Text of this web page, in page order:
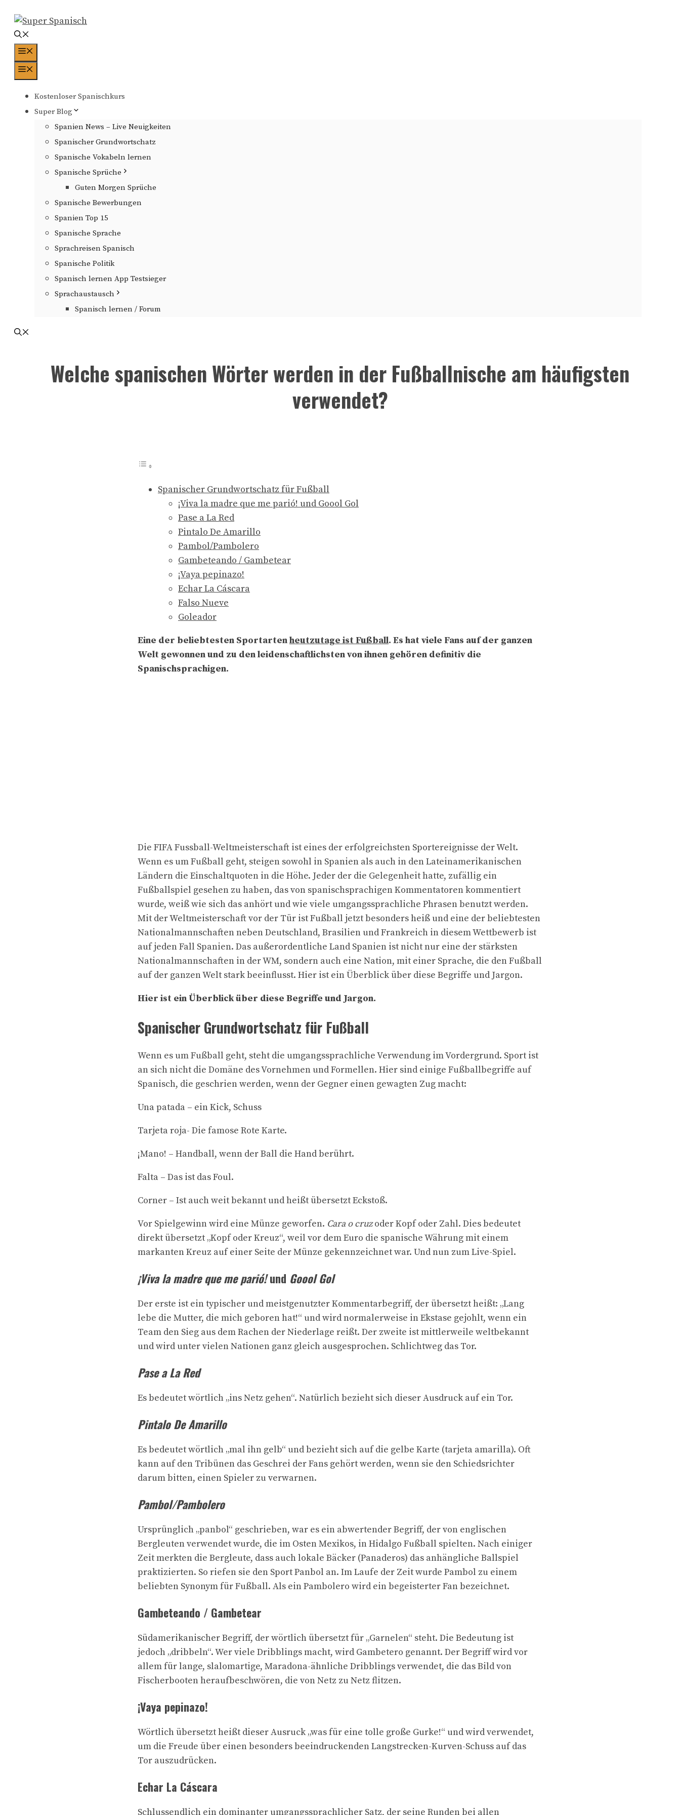
Inhalt
springen
Kostenloser Spanischkurs
Super Blog
Spanien News – Live Neuigkeiten
Spanischer Grundwortschatz
Spanische Vokabeln lernen
Spanische Sprüche
Guten Morgen Sprüche
Spanische Bewerbungen
Spanien Top 15
Spanische Sprache
Sprachreisen Spanisch
Spanische Politik
Spanisch lernen App Testsieger
Sprachaustausch
Spanisch lernen / Forum
Welche spanischen Wörter werden in der Fußballnische am häufigsten
verwendet?
Spanischer Grundwortschatz für Fußball
¡Viva la madre que me parió! und Goool Gol
Pase a La Red
Pintalo De Amarillo
Pambol/Pambolero
Gambeteando / Gambetear
¡Vaya pepinazo!
Echar La Cáscara
Falso Nueve
Goleador
Eine der beliebtesten Sportartenheutzutage ist Fußball. Es hat viele Fans auf der ganzen
Welt gewonnen und zu den leidenschaftlichsten von ihnen gehören definitiv die
Spanischsprachigen.
Die FIFA Fussball-Weltmeisterschaft ist eines der erfolgreichsten Sportereignisse der Welt.
Wenn es um Fußball geht, steigen sowohl in Spanien als auch in den Lateinamerikanischen
Ländern die Einschaltquoten in die Höhe. Jeder der die Gelegenheit hatte, zufällig ein
Fußballspiel gesehen zu haben, das von spanischsprachigen Kommentatoren kommentiert
wurde, weiß wie sich das anhört und wie viele umgangssprachliche Phrasen benutzt werden.
Mit der Weltmeisterschaft vor der Tür ist Fußball jetzt besonders heiß und eine der beliebtesten
Nationalmannschaften neben Deutschland, Brasilien und Frankreich in diesem Wettbewerb ist
auf jeden Fall Spanien. Das außerordentliche Land Spanien ist nicht nur eine der stärksten
Nationalmannschaften in der WM, sondern auch eine Nation, mit einer Sprache, die den Fußball
auf der ganzen Welt stark beeinflusst. Hier ist ein Überblick über diese Begriffe und Jargon.
Hier ist ein Überblick über diese Begriffe und Jargon.
Spanischer Grundwortschatz für Fußball
Wenn es um Fußball geht, steht die umgangssprachliche Verwendung im Vordergrund. Sport ist
an sich nicht die Domäne des Vornehmen und Formellen. Hier sind einige Fußballbegriffe auf
Spanisch, die geschrien werden, wenn der Gegner einen gewagten Zug macht:
Una patada – ein Kick, Schuss
Tarjeta roja- Die famose Rote Karte.
¡Mano! – Handball, wenn der Ball die Hand berührt.
Falta – Das ist das Foul.
Corner – Ist auch weit bekannt und heißt übersetzt Eckstoß.
Vor Spielgewinn wird eine Münze geworfen. Cara o cruzoder Kopf oder Zahl. Dies bedeutet
direkt übersetzt „Kopf oder Kreuz“, weil vor dem Euro die spanische Währung mit einem
markanten Kreuz auf einer Seite der Münze gekennzeichnet war. Und nun zum Live-Spiel.
¡Viva la madre que me parió!und Goool Gol
Der erste ist ein typischer und meistgenutzter Kommentarbegriff, der übersetzt heißt: „Lang
lebe die Mutter, die mich geboren hat!“ und wird normalerweise in Ekstase gejohlt, wenn ein
Team den Sieg aus dem Rachen der Niederlage reißt. Der zweite ist mittlerweile weltbekannt
und wird unter vielen Nationen ganz gleich ausgesprochen. Schlichtweg das Tor.
Pase a La Red
Es bedeutet wörtlich „ins Netz gehen“. Natürlich bezieht sich dieser Ausdruck auf ein Tor.
Pintalo De Amarillo
Es bedeutet wörtlich „mal ihn gelb“ und bezieht sich auf die gelbe Karte (tarjeta amarilla). Oft
kann auf den Tribünen das Geschrei der Fans gehört werden, wenn sie den Schiedsrichter
darum bitten, einen Spieler zu verwarnen.
Pambol/Pambolero
Ursprünglich „panbol“ geschrieben, war es ein abwertender Begriff, der von englischen
Bergleuten verwendet wurde, die im Osten Mexikos, in Hidalgo Fußball spielten. Nach einiger
Zeit merkten die Bergleute, dass auch lokale Bäcker (Panaderos) das anhängliche Ballspiel
praktizierten. So riefen sie den Sport Panbol an. Im Laufe der Zeit wurde Pambol zu einem
beliebten Synonym für Fußball. Als ein Pambolero wird ein begeisterter Fan bezeichnet.
Gambeteando / Gambetear
Südamerikanischer Begriff, der wörtlich übersetzt für „Garnelen“ steht. Die Bedeutung ist
jedoch „dribbeln“. Wer viele Dribblings macht, wird Gambetero genannt. Der Begriff wird vor
allem für lange, slalomartige, Maradona-ähnliche Dribblings verwendet, die das Bild von
Fischerbooten heraufbeschwören, die von Netz zu Netz flitzen.
¡Vaya pepinazo!
Wörtlich übersetzt heißt dieser Ausruck „was für eine tolle große Gurke!“ und wird verwendet,
um die Freude über einen besonders beeindruckenden Langstrecken-Kurven-Schuss auf das
Tor auszudrücken.
Echar La Cáscara
Schlussendlich ein dominanter umgangssprachlicher Satz, der seine Runden bei allen